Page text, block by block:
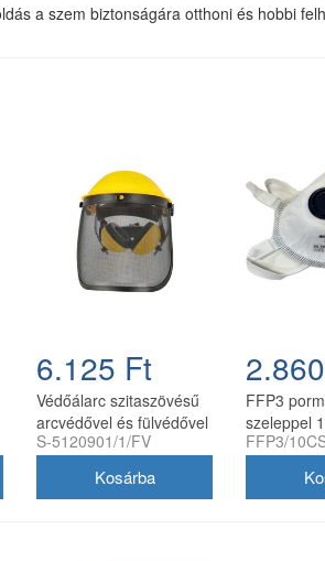
a szem biztonságára otthoni és hobbi
6.125 Ft
Védőálarc szitaszövésű
arcvédővel és fülvédővel
S-5120901/1/FV
FFP3
szeleppel
FFP3/